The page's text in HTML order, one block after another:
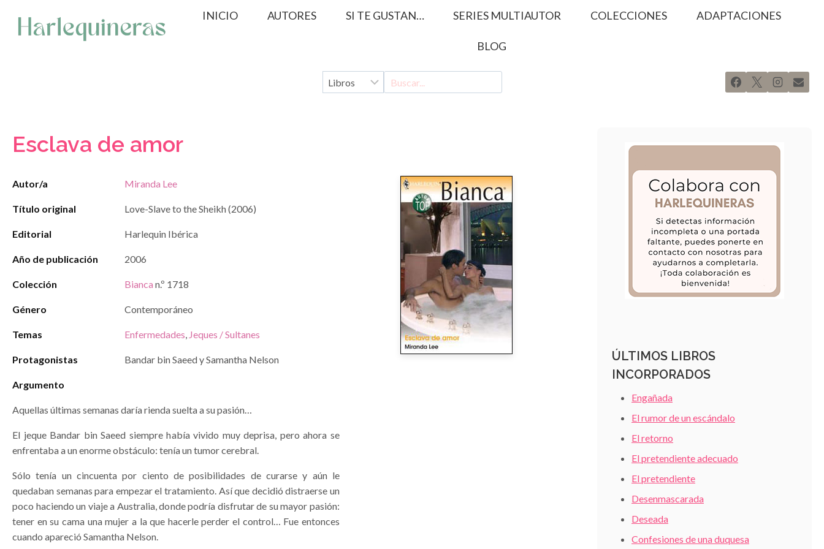
contenido
INICIO AUTORES SI TE GUSTAN… SERIES MULTIAUTOR COLECCIONES ADAPTACIONES
BLOG
Esclava de amor
Autor/a Miranda Lee
Título original Love-Slave to the Sheikh (2006)
Editorial Harlequin Ibérica
Año de publicación 2006
Colección Bianca n.º 1718
Género Contemporáneo
Temas Enfermedades, Jeques / Sultanes
Protagonistas Bandar bin Saeed y Samantha Nelson
Argumento
Aquellas últimas semanas daría rienda suelta a su pasión…
El jeque Bandar bin Saeed siempre había vivido muy deprisa, pero ahora se
enfrentaba a un enorme obstáculo: tenía un tumor cerebral.
Sólo tenía un cincuenta por ciento de posibilidades de curarse y aún le
quedaban semanas para empezar el tratamiento. Así que decidió distraerse un
poco haciendo un viaje a Australia, donde podría disfrutar de su mayor pasión:
tener en su cama una mujer a la que hacerle perder el control… Fue entonces
cuando apareció Samantha Nelson.
ÚLTIMOS LIBROS
INCORPORADOS
Engañada
El rumor de un escándalo
El retorno
El pretendiente adecuado
El pretendiente
Desenmascarada
Deseada
Confesiones de una duquesa